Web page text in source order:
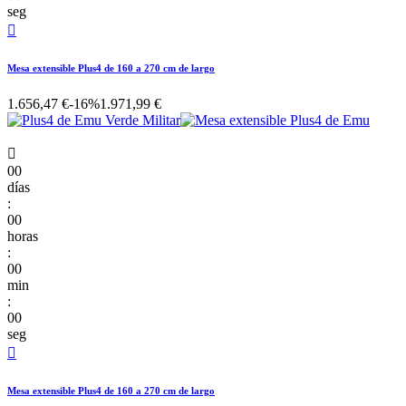
seg

Mesa extensible Plus4 de 160 a 270 cm de largo
1.656,47 €-16%1.971,99 €

00
días
:
00
horas
:
00
min
:
00
seg

Mesa extensible Plus4 de 160 a 270 cm de largo